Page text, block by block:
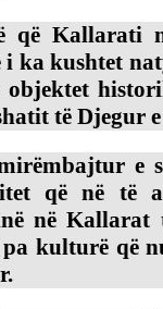
që
ka kushtet
të Djegur
e
që në të
në Kallarat
kulturë që